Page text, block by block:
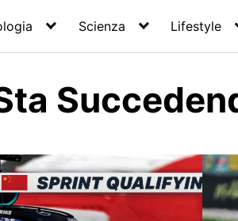
Scienza Lifestyle